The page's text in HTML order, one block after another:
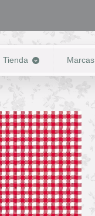
Tienda Marcas